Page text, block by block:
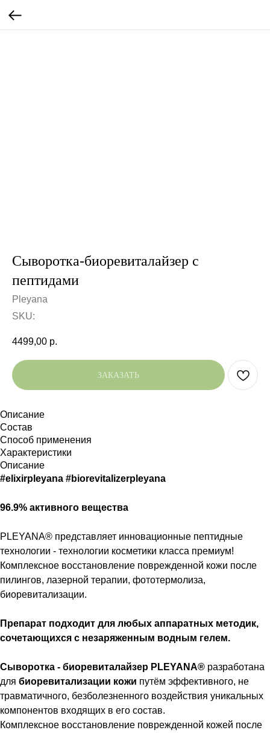
Сыворотка-биоревиталайзер с
пептидами
Pleyana
SKU:
4499,00 р.
ЗАКАЗАТЬ
Описание
Состав
Способ применения
Характеристики
Описание
#elixirpleyana #biorevitalizerpleyana
96.9% активного вещества
PLEYANA® представляет инновационные пептидные
технологии - технологии косметики класса премиум!
Комплексное восстановление поврежденной кожи после
пилингов, лазерной терапии, фототермолиза,
биоревитализации.
Препарат подходит для любых аппаратных методик,
сочетающихся с незаряженным водным гелем.
Сыворотка - биоревиталайзер PLEYANA® разработана
для биоревитализации кожи путём эффективного, не
травматичного, безболезненного воздействия уникальных
компонентов входящих в его состав.
Комплексное восстановление поврежденной кожей после